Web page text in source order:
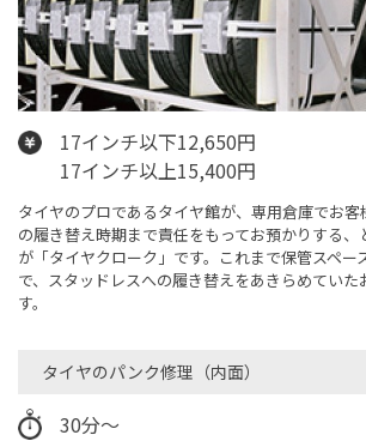
17インチ以下12,650円
17インチ以上15,400円
タイヤのプロであるタイヤ館が、専用倉庫でお
の履き替え時期まで責任をもってお預かりする、
が「タイヤクローク」です。これまで保管スペー
で、スタッドレスへの履き替えをあきらめていた
す。
タイヤのパンク修理（内面）
30分～